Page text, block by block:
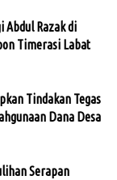
Abdul Razak di
Timerasi Labat
Tindakan Tegas
Dana Desa
Serapan